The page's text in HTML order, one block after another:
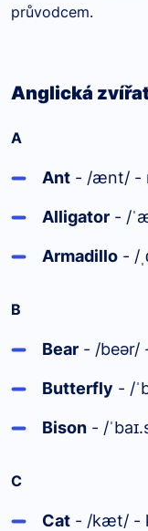
průvodcem.
Anglická
A
Ant - /ænt/ -
Alligator - /ˈ
Armadillo - /
B
Bear - /beər/
Butterfly - /ˈ
Bison - /ˈbaɪ
C
Cat - /kæt/ -